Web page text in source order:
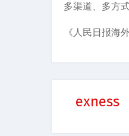
多渠道、多方
《人民日报海
exness